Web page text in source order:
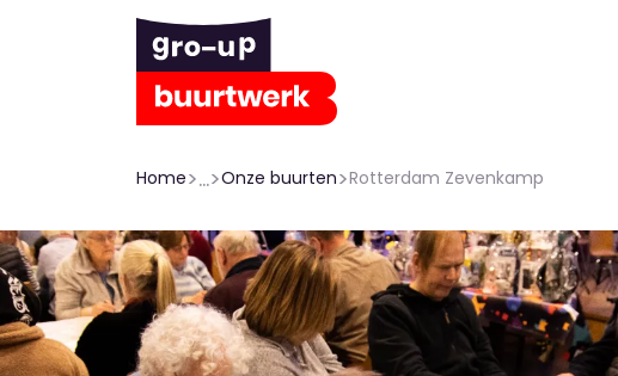
Home>...>Onze buurten>Rotterdam Zevenkamp